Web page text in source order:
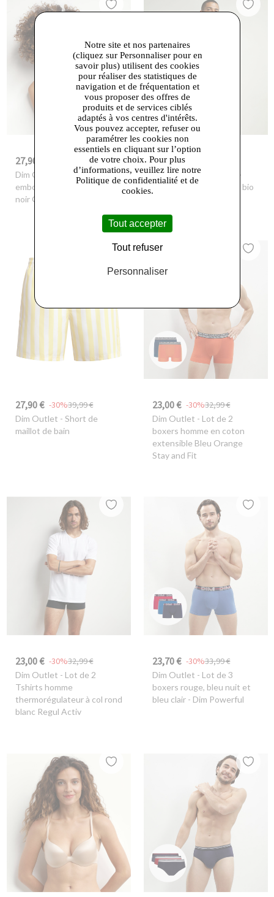
27,90 € 39,99 €
Dim Outlet
- Soutien-gorge
emboitant avec armatures
noir Generous Dim
21,60 €
Dim Outlet- Lot de 2 t-
shirts homme en coton bio
27,90 € 39,99 €
-30%
Dim Outlet - Short de
maillot de bain
23,00 € 32,99 €
-30%
Dim Outlet - Lot de 2
boxers homme en coton
extensible Bleu Orange
Stay and Fit
23,00 € 32,99 €
-30%
Dim Outlet - Lot de 2
Tshirts homme
thermorégulateur à col rond
blanc Regul Activ
23,70 € 33,99 €
-30%
Dim Outlet - Lot de 3
boxers rouge, bleu nuit et
bleu clair - Dim Powerful
Notre site et nos partenaires
(cliquez sur Personnaliser pour en
savoir plus) utilisent des cookies
pour réaliser des statistiques de
navigation et de fréquentation et
vous proposer des offres de
produits et de services ciblés
adaptés à vos centres d'intérêts.
Vous pouvez accepter, refuser ou
paramétrer les cookies non
essentiels en cliquant sur l’option
de votre choix. Pour plus
d’informations, veuillez lire notre
Politique de confidentialité et de
cookies.
Tout accepter
Tout refuser
Personnaliser